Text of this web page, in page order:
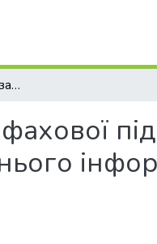
Теоретико-методичні засади фахової підготовки вчителів фізики та математики в умовах освітнього інформаційного середовища: монографія